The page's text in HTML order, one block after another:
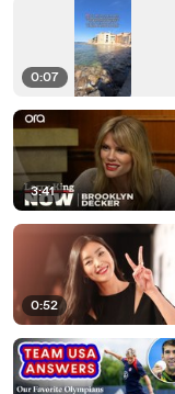
0:07
3:41
0:52